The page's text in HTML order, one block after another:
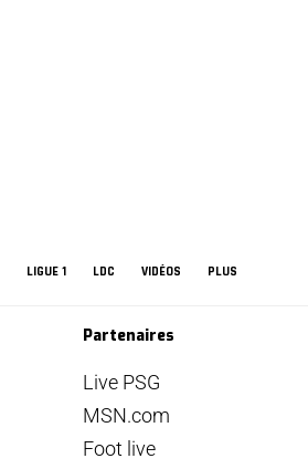
LIGUE 1 LDC VIDÉOS PLUS
Partenaires
Live PSG
MSN.com
Foot live